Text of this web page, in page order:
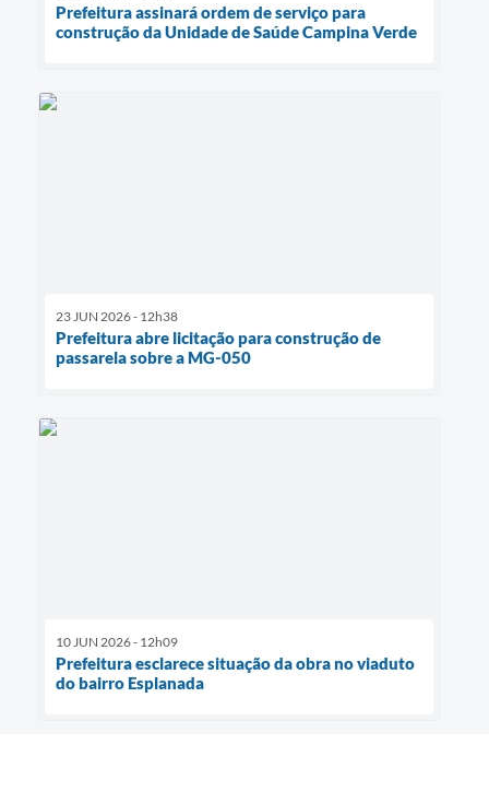
Prefeitura assinará ordem de serviço para
construção da Unidade de Saúde Campina Verde
23 JUN 2026 - 12h38
Prefeitura abre licitação para construção de
passarela sobre a MG-050
10 JUN 2026 - 12h09
Prefeitura esclarece situação da obra no viaduto
do bairro Esplanada